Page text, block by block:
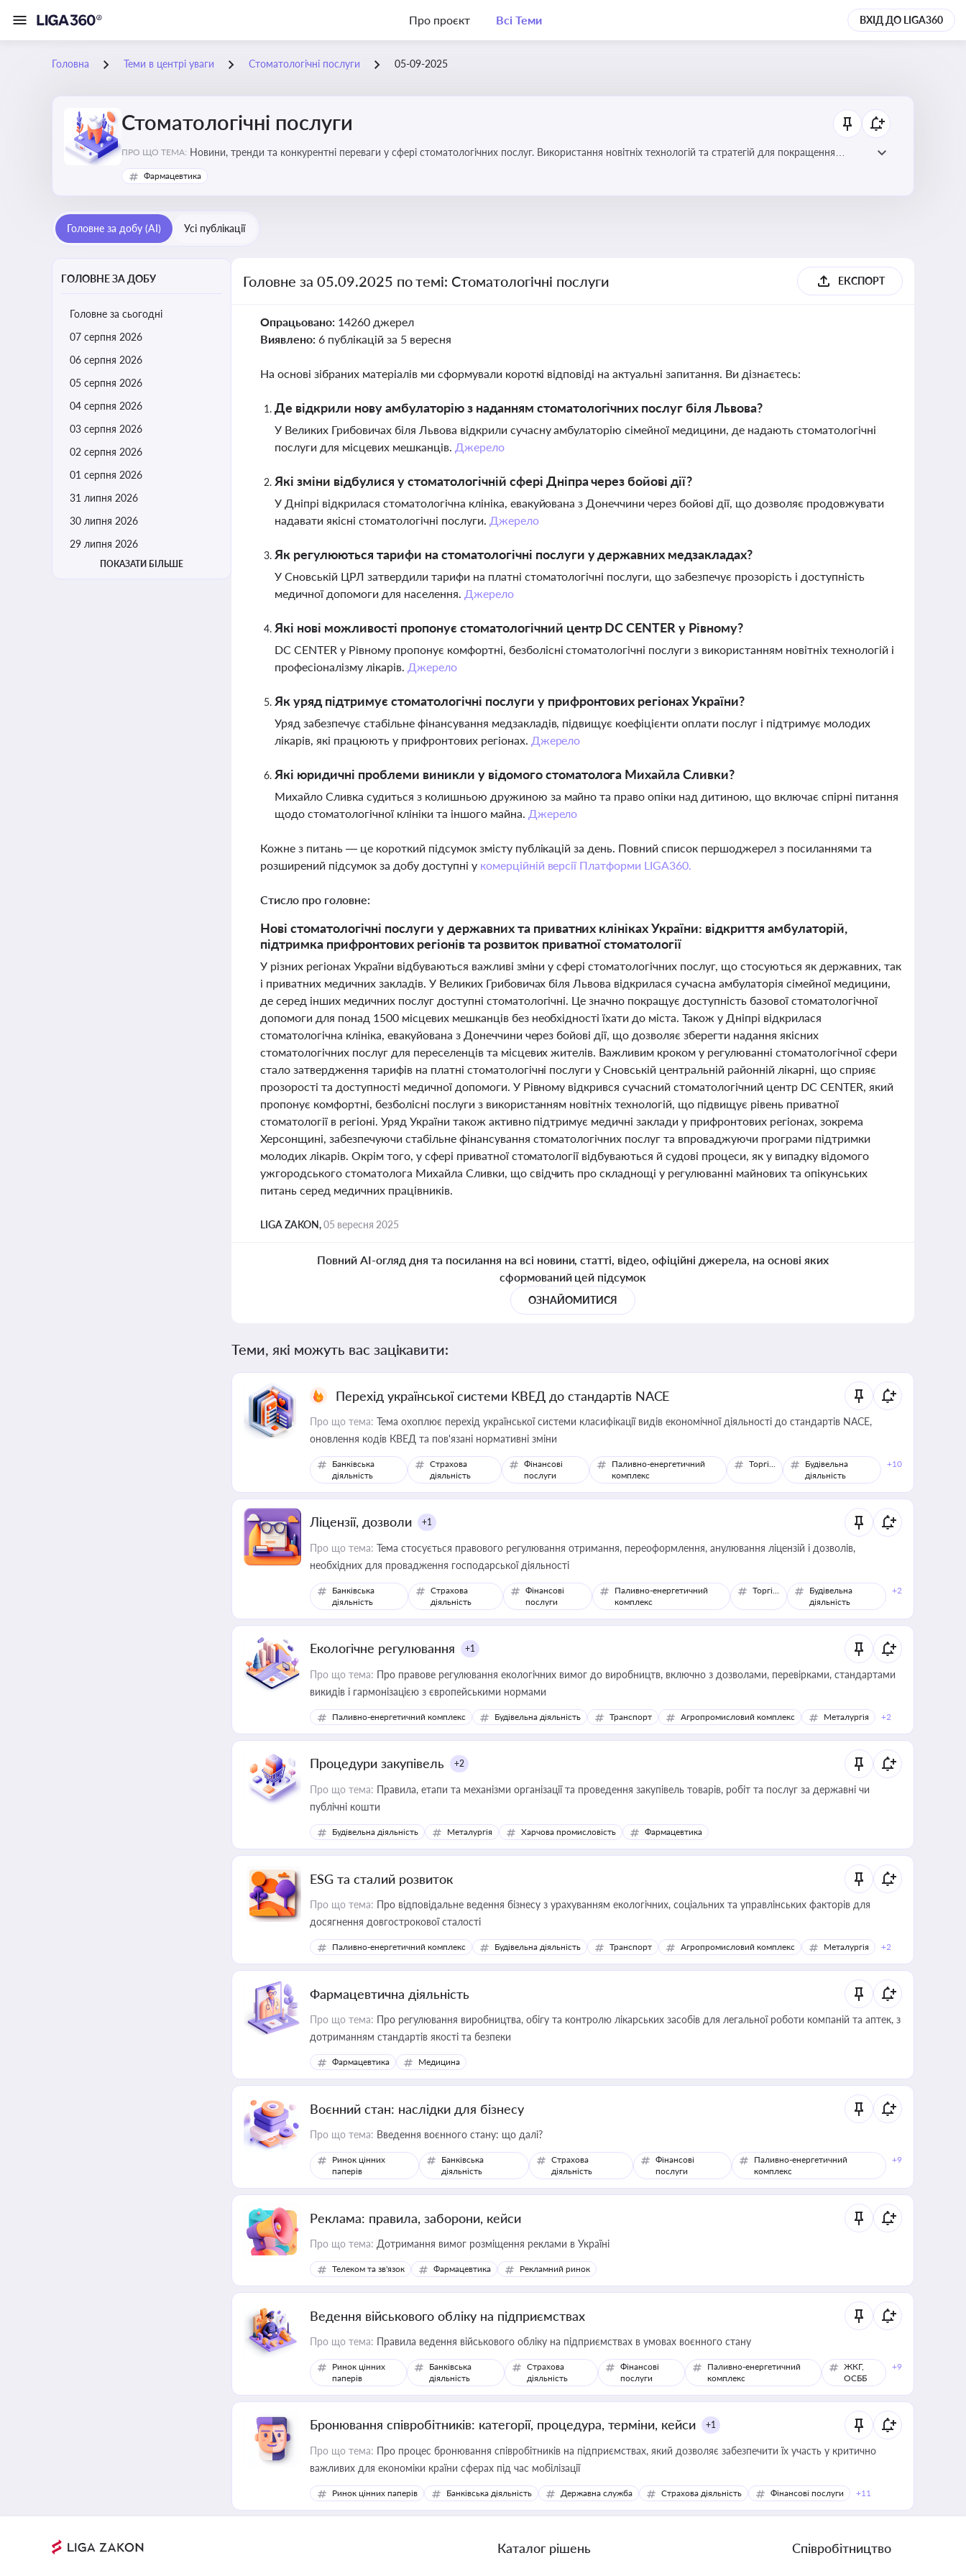
Про проєкт Всі Теми ВХІД ДО LIGA360
Головна Теми в центрі уваги Стоматологічні послуги 05-09-2025
Стоматологічні послуги
ПРО ЩО ТЕМА: Новини, тренди та конкурентні переваги у сфері стоматологічних послуг. Використання новітніх технологій та стратегій для покращення
обслуговування
Фармацевтика
Головне за добу (AI) Усі публікації
ГОЛОВНЕ ЗА ДОБУ
Головне за сьогодні
07 серпня 2026
06 серпня 2026
05 серпня 2026
04 серпня 2026
03 серпня 2026
02 серпня 2026
01 серпня 2026
31 липня 2026
30 липня 2026
29 липня 2026
ПОКАЗАТИ БІЛЬШЕ
Головне за 05.09.2025 по темі: Стоматологічні послуги ЕКСПОРТ
Опрацьовано: 14260 джерел
Виявлено: 6 публікацій за 5 вересня
На основі зібраних матеріалів ми сформували короткі відповіді на актуальні запитання. Ви дізнаєтесь:
Де відкрили нову амбулаторію з наданням стоматологічних послуг біля Львова?
У Великих Грибовичах біля Львова відкрили сучасну амбулаторію сімейної медицини, де надають стоматологічні
послуги для місцевих мешканців. Джерело
Які зміни відбулися у стоматологічній сфері Дніпра через бойові дії?
У Дніпрі відкрилася стоматологічна клініка, евакуйована з Донеччини через бойові дії, що дозволяє продовжувати
надавати якісні стоматологічні послуги. Джерело
Як регулюються тарифи на стоматологічні послуги у державних медзакладах?
У Сновській ЦРЛ затвердили тарифи на платні стоматологічні послуги, що забезпечує прозорість і доступність
медичної допомоги для населення. Джерело
Які нові можливості пропонує стоматологічний центр DC CENTER у Рівному?
DC CENTER у Рівному пропонує комфортні, безболісні стоматологічні послуги з використанням новітніх технологій і
професіоналізму лікарів. Джерело
Як уряд підтримує стоматологічні послуги у прифронтових регіонах України?
Уряд забезпечує стабільне фінансування медзакладів, підвищує коефіцієнти оплати послуг і підтримує молодих
лікарів, які працюють у прифронтових регіонах. Джерело
Які юридичні проблеми виникли у відомого стоматолога Михайла Сливки?
Михайло Сливка судиться з колишньою дружиною за майно та право опіки над дитиною, що включає спірні питання
щодо стоматологічної клініки та іншого майна. Джерело
Кожне з питань — це короткий підсумок змісту публікацій за день. Повний список першоджерел з посиланнями та
розширений підсумок за добу доступні у комерційній версії Платформи LIGA360.
Стисло про головне:
Нові стоматологічні послуги у державних та приватних клініках України: відкриття амбулаторій,
підтримка прифронтових регіонів та розвиток приватної стоматології
У різних регіонах України відбуваються важливі зміни у сфері стоматологічних послуг, що стосуються як державних, так
і приватних медичних закладів. У Великих Грибовичах біля Львова відкрилася сучасна амбулаторія сімейної медицини,
де серед інших медичних послуг доступні стоматологічні. Це значно покращує доступність базової стоматологічної
допомоги для понад 1500 місцевих мешканців без необхідності їхати до міста. Також у Дніпрі відкрилася
стоматологічна клініка, евакуйована з Донеччини через бойові дії, що дозволяє зберегти надання якісних
стоматологічних послуг для переселенців та місцевих жителів. Важливим кроком у регулюванні стоматологічної сфери
стало затвердження тарифів на платні стоматологічні послуги у Сновській центральній районній лікарні, що сприяє
прозорості та доступності медичної допомоги. У Рівному відкрився сучасний стоматологічний центр DC CENTER, який
пропонує комфортні, безболісні послуги з використанням новітніх технологій, що підвищує рівень приватної
стоматології в регіоні. Уряд України також активно підтримує медичні заклади у прифронтових регіонах, зокрема
Херсонщині, забезпечуючи стабільне фінансування стоматологічних послуг та впроваджуючи програми підтримки
молодих лікарів. Окрім того, у сфері приватної стоматології відбуваються й судові процеси, як у випадку відомого
ужгородського стоматолога Михайла Сливки, що свідчить про складнощі у регулюванні майнових та опікунських
питань серед медичних працівників.
LIGA ZAKON,05 вересня 2025
Повний AI-огляд дня та посилання на всі новини, статті, відео, офіційні джерела, на основі яких
сформований цей підсумок
ОЗНАЙОМИТИСЯ
Теми, які можуть вас зацікавити:
Перехід української системи КВЕД до стандартів NACE
Про що тема: Тема охоплює перехід української системи класифікації видів економічної діяльності до стандартів NACE,
оновлення кодів КВЕД та пов'язані нормативні зміни
Банківська
діяльність
Страхова
діяльність
Фінансові
послуги
Паливно-енергетичний
комплекс
Торгівля
Будівельна
діяльність
+10
Ліцензії, дозволи +1
Про що тема: Тема стосується правового регулювання отримання, переоформлення, анулювання ліцензій і дозволів,
необхідних для провадження господарської діяльності
Банківська
діяльність
Страхова
діяльність
Фінансові
послуги
Паливно-енергетичний
комплекс
Торгівля
Будівельна
діяльність
+2
Екологічне регулювання +1
Про що тема: Про правове регулювання екологічних вимог до виробництв, включно з дозволами, перевірками, стандартами
викидів і гармонізацією з європейськими нормами
Паливно-енергетичний комплекс Будівельна діяльність Транспорт Агропромисловий комплекс Металургія +2
Процедури закупівель +2
Про що тема: Правила, етапи та механізми організації та проведення закупівель товарів, робіт та послуг за державні чи
публічні кошти
Будівельна діяльність Металургія Харчова промисловість Фармацевтика
ESG та сталий розвиток
Про що тема: Про відповідальне ведення бізнесу з урахуванням екологічних, соціальних та управлінських факторів для
досягнення довгострокової сталості
Паливно-енергетичний комплекс Будівельна діяльність Транспорт Агропромисловий комплекс Металургія +2
Фармацевтична діяльність
Про що тема: Про регулювання виробництва, обігу та контролю лікарських засобів для легальної роботи компаній та аптек, з
дотриманням стандартів якості та безпеки
Фармацевтика Медицина
Воєнний стан: наслідки для бізнесу
Про що тема: Введення воєнного стану: що далі?
Ринок цінних
паперів
Банківська
діяльність
Страхова
діяльність
Фінансові
послуги
Паливно-енергетичний
комплекс
+9
Реклама: правила, заборони, кейси
Про що тема: Дотримання вимог розміщення реклами в Україні
Телеком та зв'язок Фармацевтика Рекламний ринок
Ведення військового обліку на підприємствах
Про що тема: Правила ведення військового обліку на підприємствах в умовах воєнного стану
Ринок цінних
паперів
Банківська
діяльність
Страхова
діяльність
Фінансові
послуги
Паливно-енергетичний
комплекс
ЖКГ,
ОСББ
+9
Бронювання співробітників: категорії, процедура, терміни, кейси +1
Про що тема: Про процес бронювання співробітників на підприємствах, який дозволяє забезпечити їх участь у критично
важливих для економіки країни сферах під час мобілізації
Ринок цінних паперів Банківська діяльність Державна служба Страхова діяльність Фінансові послуги +11
Каталог рішень Співробітництво